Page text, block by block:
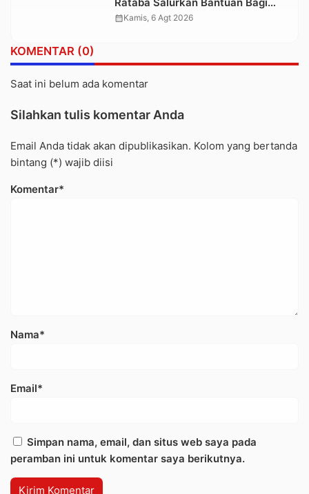
Rataba Salurkan Bantuan Bagi
Warga Terdampak Longsor di
calendar_monthKamis, 6 Agt 2026
KOMENTAR (0)
Saat ini belum ada komentar
Silahkan tulis komentar Anda
Email Anda tidak akan dipublikasikan. Kolom yang bertanda
bintang (*) wajib diisi
Komentar*
Nama*
Email*
Simpan nama, email, dan situs web saya pada
peramban ini untuk komentar saya berikutnya.